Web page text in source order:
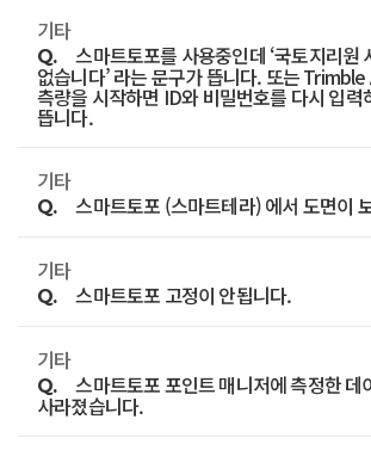
진행하시면 됩니다.
스마트폰을 사용하신다면 Trimble
- 구글 플레이스토어에서 Trimble DL
- 지원 장비 : R10, R10LT, R8s,
NetR9 Geospatial.(단, 수신기 펌웨
- 컨트롤러가 없더라도 스마트폰으로
측정지점, 측정한 안테나 높이를 입력
SP80, SP85의 초기 패스워드는 시리
전원버튼을 약 15초 이상 누르고 있으
꺼졌다가 다시 켜지며 공장초기화가
깜빡거리면 초기화가 완료된 상태입니
바랍니다.
수리서비스 신청
컨트롤러 모델에 따라 LTE가 지원되
있기 때문에 컨트롤러의 사양을 꼭 먼
A.
"GNSS기준점 서비스"를 선택한 후
이동합니다.
후 네트워크 RTK서비스 탭에서 가입
기타
Q. 스마트토포를 사용중인데 ‘국토지리원
없습니다’ 라는 문구가 뜹니다. 또는
측량을 시작하면 ID와 비밀번호를 다시 입력
뜹니다.
A.
발생했을때 해당 문구가 나타납니다.
정도 대기한 뒤에 시도해보시기 바랍니
되지 않는다면 VRS 계정을 다시 확인
기타
Q. 스마트토포 (스마트테라) 에서 도면이
A.
클릭하여 도면이 화면에 올라왔는지
확장자가 일치하지 않는 경우입니다.
기타
Q. 스마트토포 고정이 안됩니다.
A.
바랍니다.
기타
Q. 스마트토포 포인트 매니저에 측정한 데
사라졌습니다.